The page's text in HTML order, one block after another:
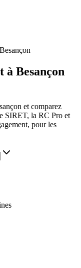
Besançon
à Besançon
et comparez
SIRET, la RC Pro et
pour les